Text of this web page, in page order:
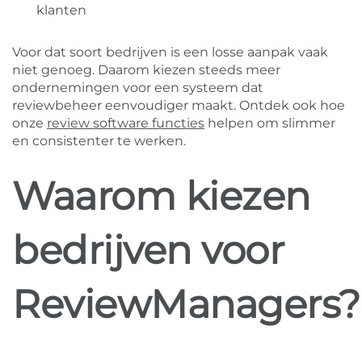
klanten
Voor dat soort bedrijven is een losse aanpak vaak
niet genoeg. Daarom kiezen steeds meer
ondernemingen voor een systeem dat
reviewbeheer eenvoudiger maakt. Ontdek ook hoe
onze review software functies helpen om slimmer
en consistenter te werken.
Waarom kiezen
bedrijven voor
ReviewManagers?